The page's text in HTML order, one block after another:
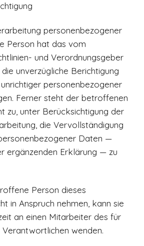
personenbezogener
Person hat das vom
und Verordnungsgeber
unverzügliche Berichtigung
personenbezogener
Ferner steht der betroffenen
zu, unter Berücksichtigung der
die Vervollständigung
Daten —
ergänzenden Erklärung — zu
Person dieses
in Anspruch nehmen, kann sie
an einen Mitarbeiter des für
wenden.